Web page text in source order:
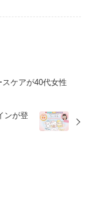
ケアが40代女性
ンが登